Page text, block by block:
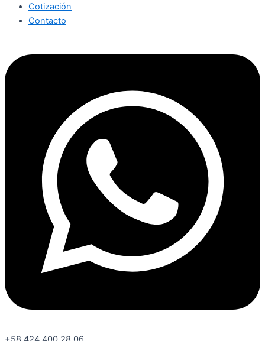
Cotización
Contacto